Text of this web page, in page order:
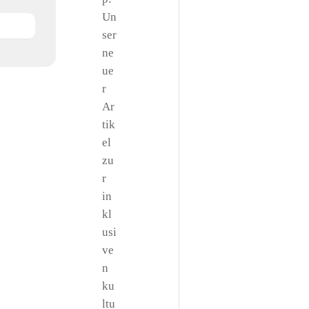
Un
ser
ne
ue
r
Ar
tik
el
zu
r
in
kl
usi
ve
n
ku
ltu